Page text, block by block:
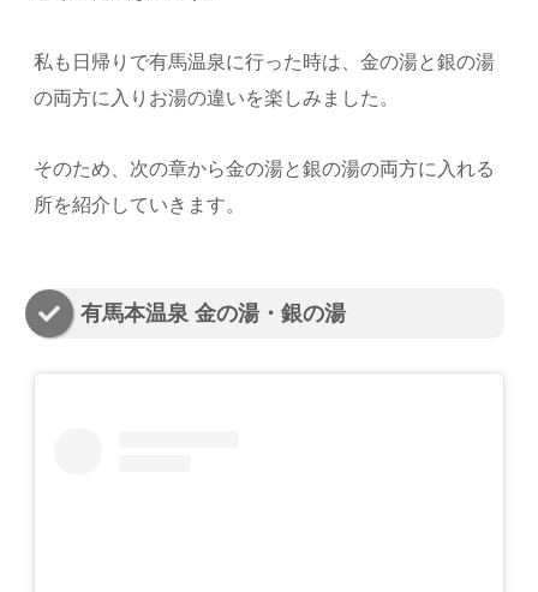
私も日帰りで有馬温泉に行った時は、金の湯と銀の湯
の両方に入りお湯の違いを楽しみました。
そのため、次の章から金の湯と銀の湯の両方に入れる
所を紹介していきます。
有馬本温泉 金の湯・銀の湯